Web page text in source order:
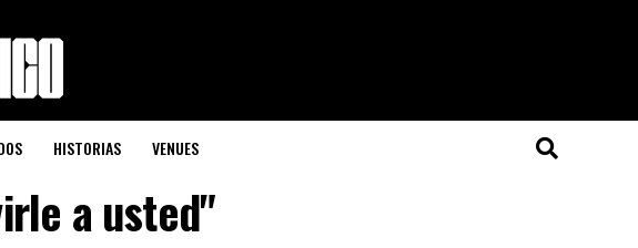
HISTORIAS VENUES
a usted"